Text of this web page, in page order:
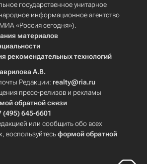
государственное унитарное
информационное агентство
«Россия сегодня»).
материалов
рекомендательных технологий
А.В.
Редакции: realty@ria.ru
пресс-релизов и рекламы
обратной связи
(495) 645-6601
или сообщить обо всех
воспользуйтесьформой обратной